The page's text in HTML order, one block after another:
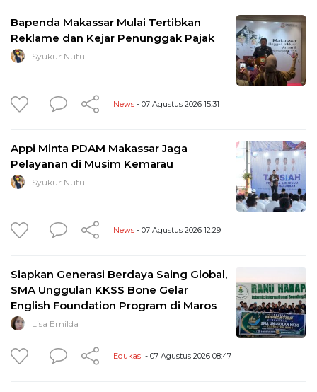
Bapenda Makassar Mulai Tertibkan
Reklame dan Kejar Penunggak Pajak
Syukur Nutu
News - 07 Agustus 2026 15:31
Appi Minta PDAM Makassar Jaga
Pelayanan di Musim Kemarau
Syukur Nutu
News - 07 Agustus 2026 12:29
Siapkan Generasi Berdaya Saing Global,
SMA Unggulan KKSS Bone Gelar
English Foundation Program di Maros
Lisa Emilda
Edukasi - 07 Agustus 2026 08:47